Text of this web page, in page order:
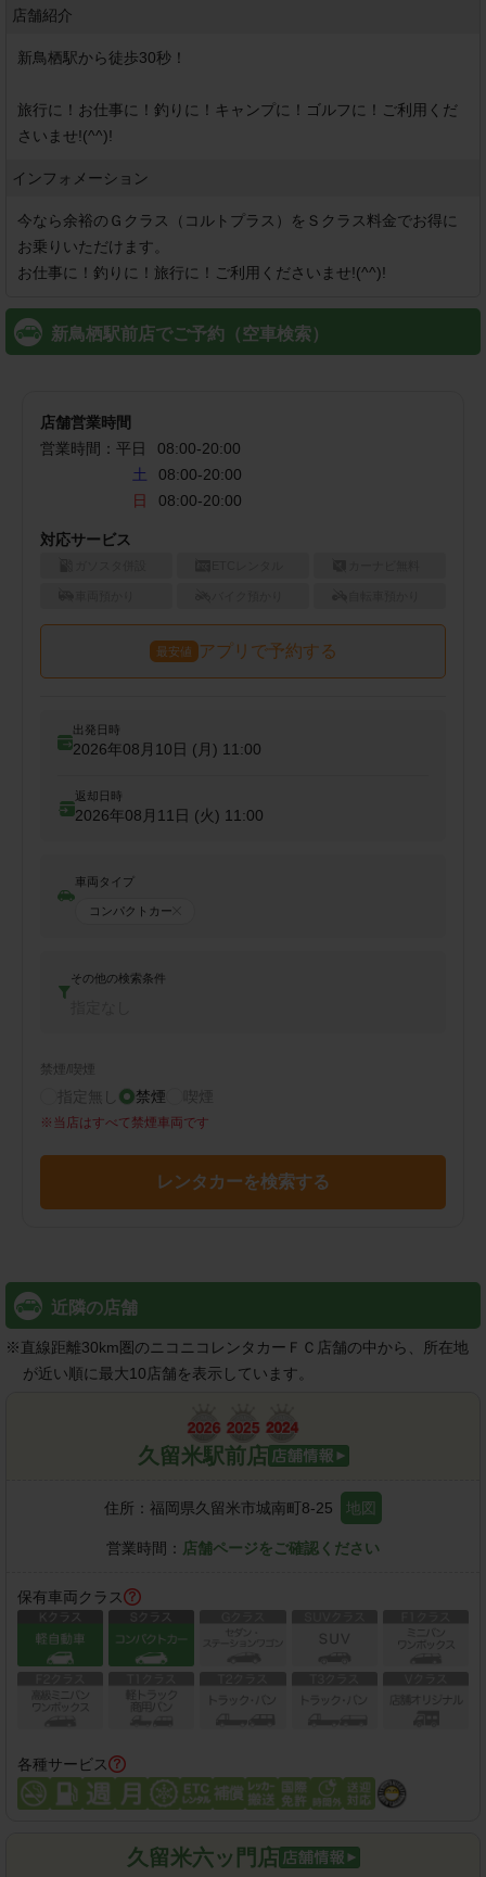
店舗紹介
新鳥栖駅から徒歩30秒！
旅行に！お仕事に！釣りに！キャンプに！ゴルフに！ご利用くだ
さいませ!(^^)!
インフォメーション
今なら余裕のＧクラス（コルトプラス）をＳクラス料金でお得に
お乗りいただけます。
お仕事に！釣りに！旅行に！ご利用くださいませ!(^^)!
新鳥栖駅前店でご予約（空車検索）
店舗営業時間
営業時間： 平日 08:00-20:00
土
08:00-20:00
日
08:00-20:00
対応サービス
最安値 アプリで予約する
出発日時
2026年08月10日 (月) 11:00
返却日時
2026年08月11日 (火) 11:00
車両タイプ
コンパクトカー
その他の検索条件
禁煙/喫煙
指定無し 禁煙 喫煙
※ 当店はすべて禁煙車両です
レンタカーを検索する
近隣の店舗
※直線距離30km圏のニコニコレンタカーＦＣ店舗の中から、所在地
が近い順に最大10店舗を表示しています。
久留米駅前店
住所： 福岡県久留米市城南町8-25 地図
営業時間： 店舗ページをご確認ください
保有車両クラス
各種サービス
久留米六ッ門店